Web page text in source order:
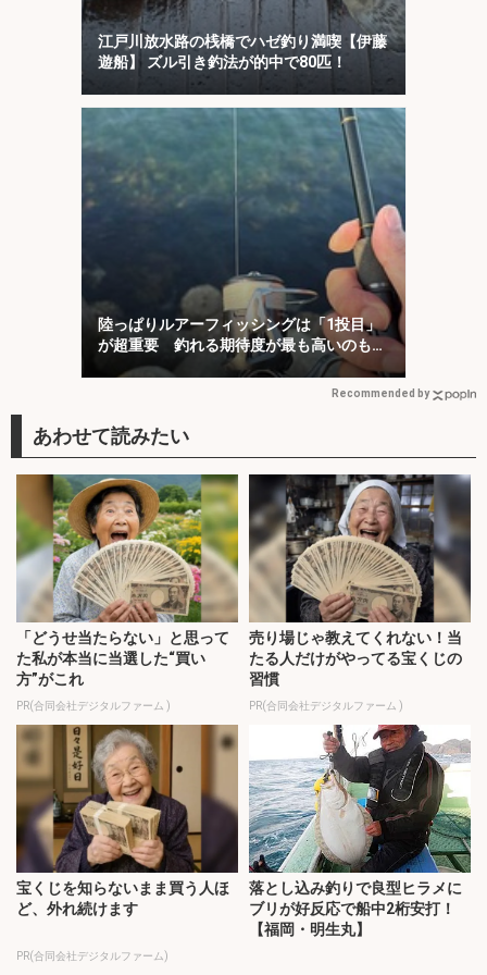
江戸川放水路の桟橋でハゼ釣り満喫【伊藤
遊船】 ズル引き釣法が的中で80匹！
陸っぱりルアーフィッシングは「1投目」
が超重要 釣れる期待度が最も高いのも
「1投目」！
Recommended by
「どうせ当たらない」と思って
た私が本当に当選した“買い
方”がこれ
PR(合同会社デジタルファーム )
売り場じゃ教えてくれない！当
たる人だけがやってる宝くじの
習慣
PR(合同会社デジタルファーム )
宝くじを知らないまま買う人ほ
ど、外れ続けます
PR(合同会社デジタルファーム)
落とし込み釣りで良型ヒラメに
ブリが好反応で船中2桁安打！
【福岡・明生丸】